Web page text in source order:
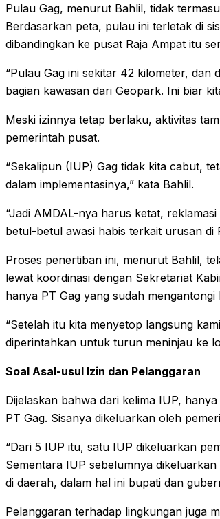
Pulau Gag, menurut Bahlil, tidak
Berdasarkan peta, pulau ini terletak di
dibandingkan ke pusat Raja Ampat itu
“Pulau Gag ini sekitar 42 kilometer,
bagian kawasan dari Geopark. Ini biar
Meski izinnya tetap berlaku, aktivitas
pemerintah pusat.
“Sekalipun (IUP) Gag tidak kita cabut,
dalam implementasinya,” kata Bahlil.
“Jadi AMDAL-nya harus ketat,
betul-betul awasi habis terkait urusan di
Proses penertiban ini, menurut Bahlil,
lewat koordinasi dengan Sekretariat
hanya PT Gag yang sudah
“Setelah itu kita menyetop langsung
diperintahkan untuk turun meninjau ke
Soal Asal-usul Izin dan Pelanggaran
Dijelaskan bahwa dari kelima IUP,
PT Gag. Sisanya dikeluarkan oleh
“Dari 5 IUP itu, satu IUP dikeluarkan
Sementara IUP sebelumnya
di daerah, dalam hal ini bupati dan
Pelanggaran terhadap lingkungan juga